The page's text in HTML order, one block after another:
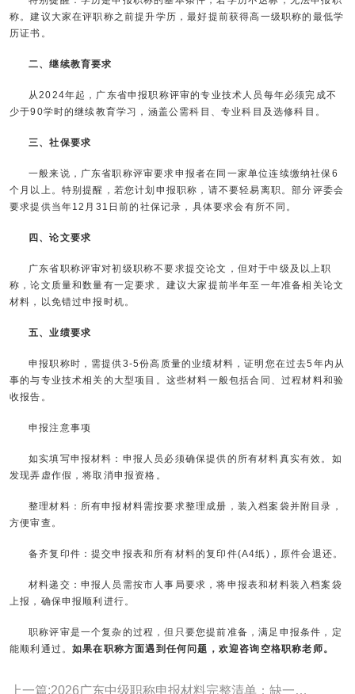
称。建议大家在评职称之前提升学历，最好提前获得高一级职称的最低学
历证书。
二、继续教育要求
从2024年起，广东省申报职称评审的专业技术人员每年必须完成不
少于90学时的继续教育学习，涵盖公需科目、专业科目及选修科目。
三、社保要求
一般来说，广东省职称评审要求申报者在同一家单位连续缴纳社保6
个月以上。特别提醒，若您计划申报职称，请不要轻易离职。部分评委会
要求提供当年12月31日前的社保记录，具体要求会有所不同。
四、论文要求
广东省职称评审对初级职称不要求提交论文，但对于中级及以上职
称，论文质量和数量有一定要求。建议大家提前半年至一年准备相关论文
材料，以免错过申报时机。
五、业绩要求
申报职称时，需提供3-5份高质量的业绩材料，证明您在过去5年内从
事的与专业技术相关的大型项目。这些材料一般包括合同、过程材料和验
收报告。
申报注意事项
如实填写申报材料：申报人员必须确保提供的所有材料真实有效。如
发现弄虚作假，将取消申报资格。
整理材料：所有申报材料需按要求整理成册，装入档案袋并附目录，
方便审查。
备齐复印件：提交申报表和所有材料的复印件(A4纸)，原件会退还。
材料递交：申报人员需按市人事局要求，将申报表和材料装入档案袋
上报，确保申报顺利进行。
职称评审是一个复杂的过程，但只要您提前准备，满足申报条件，定
能顺利通过。如果在职称方面遇到任何问题，欢迎咨询空格职称老师。
上一篇:2026广东中级职称申报材料完整清单：缺一项都可能被退回!